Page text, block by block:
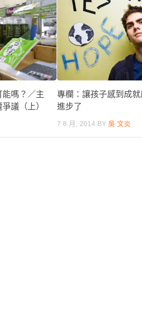
嗎？／主
議（上）
專欄：讓孩子感到成
進步了
7 8 月, 2014BY 吳 文炎